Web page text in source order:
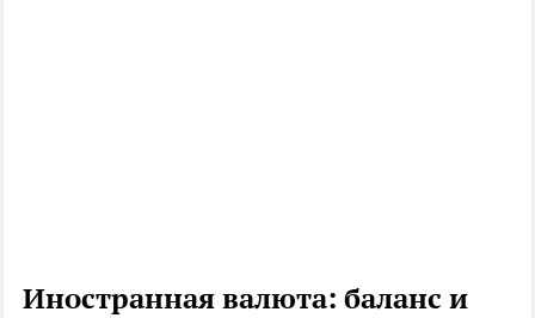
Иностранная валюта: баланс и